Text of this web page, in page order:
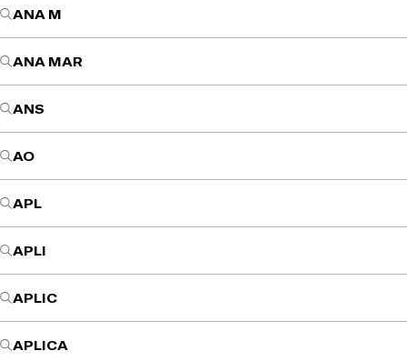
ANA M
ANA MAR
ANS
AO
APL
APLI
APLIC
APLICA